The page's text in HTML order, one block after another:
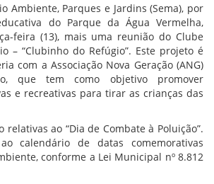
Ambiente, Parques e Jardins (Sema), por
do Parque da Água Vermelha,
feira (13), mais uma reunião do Clube
– “Clubinho do Refúgio”. Este projeto é
com a Associação Nova Geração (ANG)
que tem como objetivo promover
e recreativas para tirar as crianças das
relativas ao “Dia de Combate à Poluição”.
calendário de datas comemorativas
conforme a Lei Municipal nº 8.812